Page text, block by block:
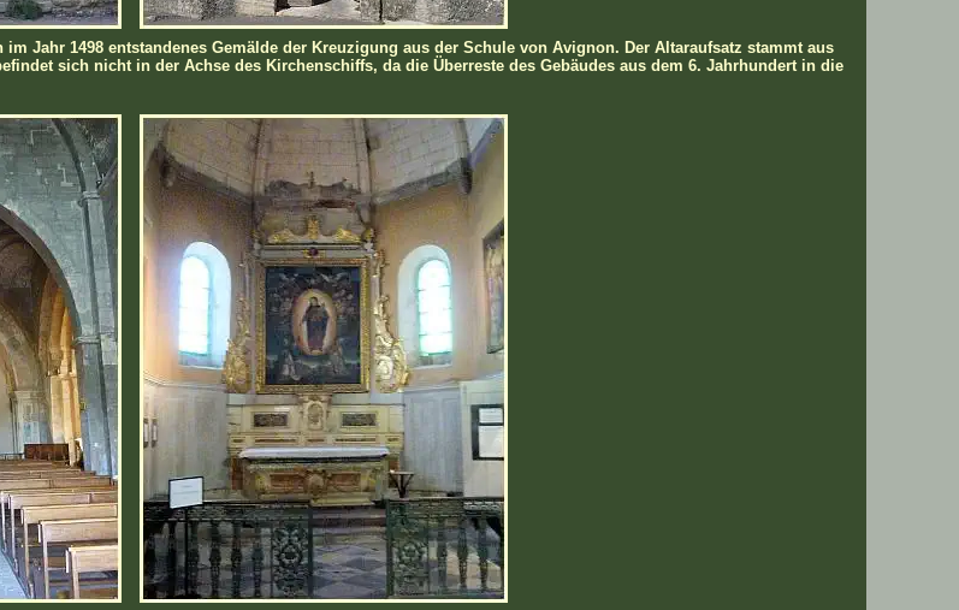
im Jahr 1498 entstandenes Gemälde der Kreuzigung aus der Schule von Avignon. Der Altaraufsatz stammt aus
sich nicht in der Achse des Kirchenschiffs, da die Überreste des Gebäudes aus dem 6. Jahrhundert in die